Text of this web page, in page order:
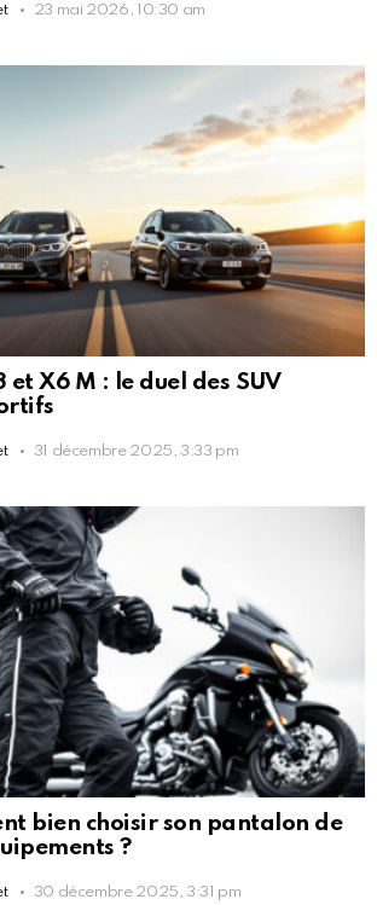
23 mai 2026, 10:30 am
et X6 M : le duel des SUV
31 décembre 2025, 3:33 pm
bien choisir son pantalon de
?
30 décembre 2025, 3:31 pm